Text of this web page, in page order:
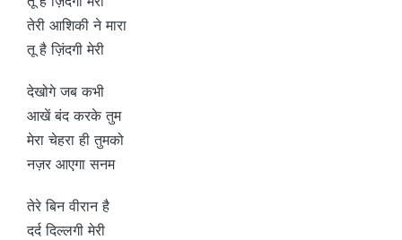
तेरी आशिकी ने मारा
तू है ज़िंदगी मेरी
देखोगे जब कभी
आखें बंद करके तुम
मेरा चेहरा ही तुमको
नज़र आएगा सनम
तेरे बिन वीरान है
दर्द दिल्लगी मेरी